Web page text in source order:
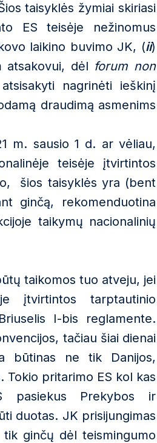
taisyklės žymiai skiriasi
ES teisėje nežinomus
laikino buvimo JK, (ii)
atsakovui, dėl forum non
nagrinėti ieškinį
draudimą asmenims
m. sausio 1 d. ar vėliau,
teisėje įtvirtintos
šios taisyklės yra (bent
ginčą, rekomenduotina
taikymų nacionalinių
taikomos tuo atveju, jei
įtvirtintos tarptautinio
I-bis reglamente.
tačiau šiai dienai
būtinas ne tik Danijos,
Tokio pritarimo ES kol kas
Prekybos ir
duotas. JK prisijungimas
ginčų dėl teismingumo